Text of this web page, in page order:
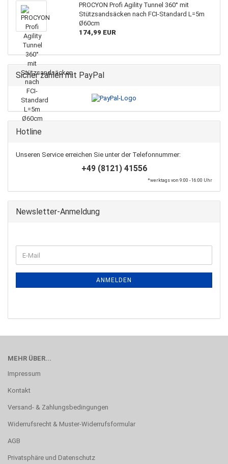
PROCYON Profi Agility Tunnel 360° mit
Stützsandsäcken nach FCI-Standard L=5m
Ø60cm
174,99 EUR
Sicher zahlen mit PayPal
Hotline
Unseren Service erreichen Sie unter der Telefonnummer:
+49 (8121) 41556
*werktags von 9:00 - 16:00 Uhr
Newsletter-Anmeldung
ANMELDEN
MEHR ÜBER...
Impressum
Kontakt
Versand- & Zahlungsbedingungen
Widerrufsrecht & Muster-Widerrufsformular
AGB
Privatsphäre und Datenschutz